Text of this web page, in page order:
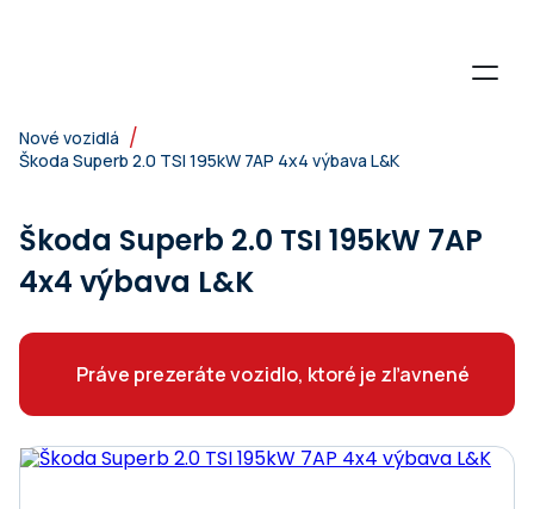
Nové vozidlá /
Škoda Superb 2.0 TSI 195kW 7AP 4x4 výbava L&K
Škoda Superb 2.0 TSI 195kW 7AP
4x4 výbava L&K
Práve prezeráte vozidlo, ktoré je zľavnené